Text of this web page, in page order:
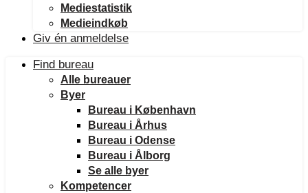
Mediestatistik
Medieindkøb
Giv én anmeldelse
Find bureau
Alle bureauer
Byer
Bureau i København
Bureau i Århus
Bureau i Odense
Bureau i Ålborg
Se alle byer
Kompetencer